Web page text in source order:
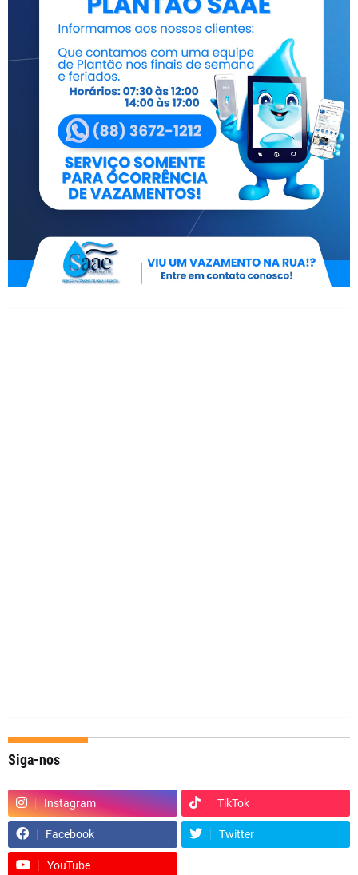
Siga-nos
Instagram TikTok
Facebook Twitter
YouTube